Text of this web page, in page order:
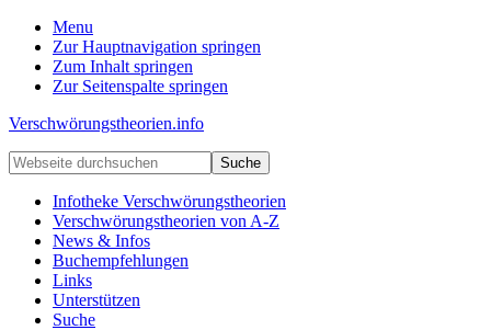
Menu
Zur Hauptnavigation springen
Zum Inhalt springen
Zur Seitenspalte springen
Verschwörungstheorien.info
Beiträge
zu
Merkmalen,
Funktionen
Risiken
konspirationistischen
Denkens
Webseite
durchsuchen
Infotheke Verschwörungstheorien
Verschwörungstheorien von A-Z
News & Infos
Buchempfehlungen
Links
Unterstützen
Suche